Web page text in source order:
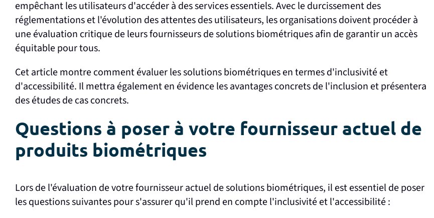
empêchant les utilisateurs d'accéder à des services essentiels. Avec le durcissement des
réglementations et l'évolution des attentes des utilisateurs, les organisations doivent procéder à
une évaluation critique de leurs fournisseurs de solutions biométriques afin de garantir un accès
équitable pour tous.
Cet article montre comment évaluer les solutions biométriques en termes d'inclusivité et
d'accessibilité. Il mettra également en évidence les avantages concrets de l'inclusion et présentera
des études de cas concrets.
Questions à poser à votre fournisseur actuel de
produits biométriques
Lors de l'évaluation de votre fournisseur actuel de solutions biométriques, il est essentiel de poser
les questions suivantes pour s'assurer qu'il prend en compte l'inclusivité et l'accessibilité :